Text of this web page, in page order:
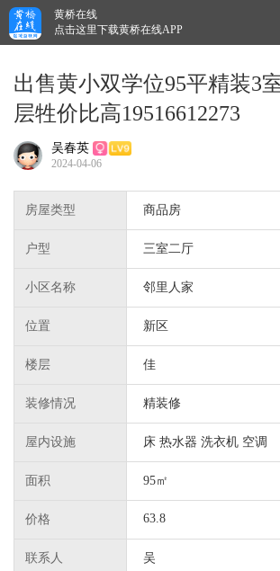
黄桥在线
点击这里下载黄桥在线APP
出售黄小双学位95平精装3
层牲价比高19516612273
吴春英
2024-04-06
房屋类型 商品房
户型 三室二厅
小区名称 邻里人家
位置 新区
楼层 佳
装修情况 精装修
屋内设施 床 热水器 洗衣机 空调
面积 95㎡
价格 63.8
联系人 吴